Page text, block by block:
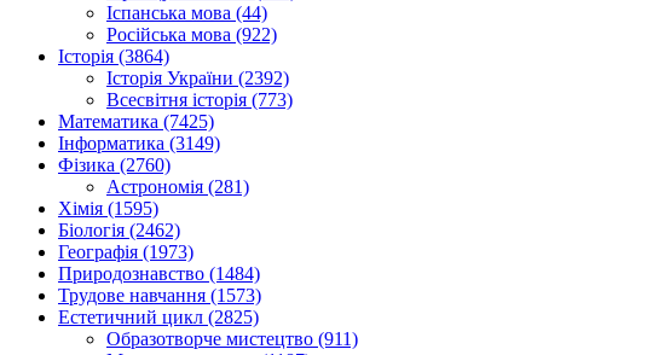
Іспанська мова (44)
Російська мова (922)
Історія (3864)
Історія України (2392)
Всесвітня історія (773)
Математика (7425)
Інформатика (3149)
Фізика (2760)
Астрономія (281)
Хімія (1595)
Біологія (2462)
Географія (1973)
Природознавство (1484)
Трудове навчання (1573)
Естетичний цикл (2825)
Образотворче мистецтво (911)